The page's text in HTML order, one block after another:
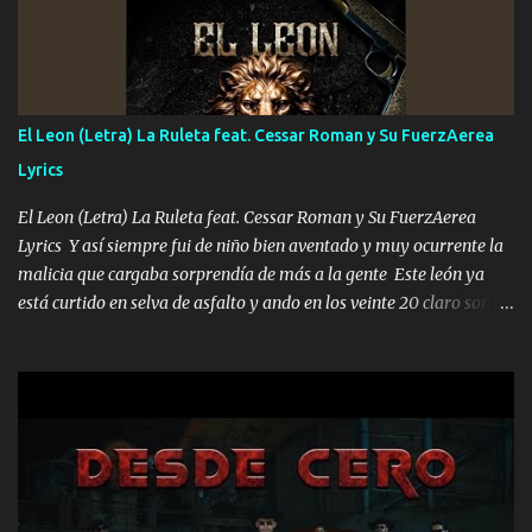
que estar alegres doy las instrucciones para atender los deberes
Música Si es que salta algún problema de confianza tengo gente
ahí está el Hombre Cuarenta y también Pariente 7 arreglan
cualquier problema no más es cuestión que ordené NOS HACE
FALTA UN HERMANO DE CLAVE ERA EL 24 SIEMPRE FUE UN
HOMBRE VALIENTE POR ALGO M'URIÓ PELEAND0 SIEMPRE
VIO POR LA FAMILIA PARA QUE SIGA EL LEGADO Es el DOS de
los HERMANOS un cerebro inteligente y com...
El Leon (Letra) La Ruleta feat. Cessar Roman y Su FuerzAerea
Lyrics
El Leon (Letra) La Ruleta feat. Cessar Roman y Su FuerzAerea
Lyrics Y así siempre fui de niño bien aventado y muy ocurrente la
malicia que cargaba sorprendía de más a la gente Este león ya
está curtido en selva de asfalto y ando en los veinte 20 claro son
pa más pues hay charola les voy a dar hasta topar pues no hay de
otra Música Surcando bien mi camino voy por mi línea no veo a
los lados aquel que no corre vuela no se me duerm voy chicoteado
Ya pasé varias hazañas ya tienen rato que me agarran el colmillo